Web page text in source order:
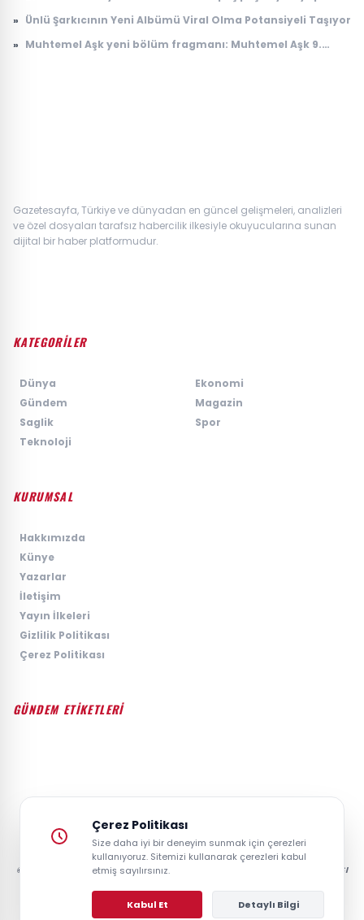
» Ünlü Şarkıcının Yeni Albümü Viral Olma Potansiyeli Taşıyor
» Muhtemel Aşk yeni bölüm fragmanı: Muhtemel Aşk 9.
Gazetesayfa, Türkiye ve dünyadan en güncel gelişmeleri, analizleri
ve özel dosyaları tarafsız habercilik ilkesiyle okuyucularına sunan
dijital bir haber platformudur.
KATEGORİLER
Dünya
Ekonomi
Gündem
Magazin
Saglik
Spor
Teknoloji
KURUMSAL
Hakkımızda
Künye
Yazarlar
İletişim
Yayın İlkeleri
Gizlilik Politikası
Çerez Politikası
GÜNDEM ETİKETLERİ
© 2026 GAZETESAYFA | TÜRKIYE VE DÜNYANIN GÜNCEL HABER POSTASI
Çerez Politikası
Size daha iyi bir deneyim sunmak için çerezleri
kullanıyoruz. Sitemizi kullanarak çerezleri kabul
etmiş sayılırsınız.
Kabul Et Detaylı Bilgi